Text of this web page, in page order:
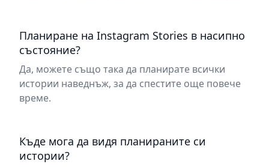
Планиране на Instagram Stories в насипно
състояние?
Да, можете също така да планирате всички
истории наведнъж, за да спестите още повече
време.
Къде мога да видя планираните си
истории?